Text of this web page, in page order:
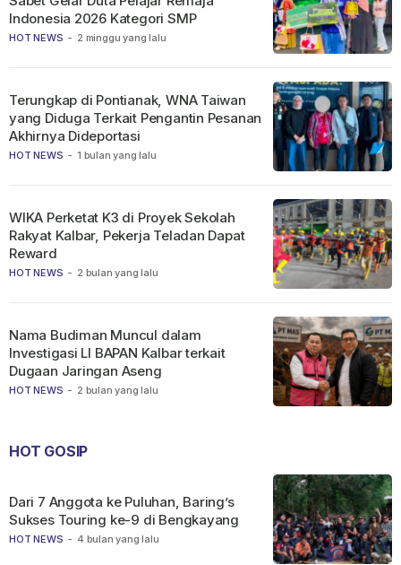
HOT NEWS - 2 minggu yang lalu
Indonesia 2026 Kategori SMP
HOT NEWS - 1 bulan yang lalu
Terungkap di Pontianak, WNA Taiwan
yang Diduga Terkait Pengantin Pesanan
Akhirnya Dideportasi
HOT NEWS - 2 bulan yang lalu
WIKA Perketat K3 di Proyek Sekolah
Rakyat Kalbar, Pekerja Teladan Dapat
Reward
HOT NEWS - 2 bulan yang lalu
Nama Budiman Muncul dalam
Investigasi LI BAPAN Kalbar terkait
Dugaan Jaringan Aseng
HOT GOSIP
HOT NEWS - 4 bulan yang lalu
Dari 7 Anggota ke Puluhan, Baring’s
Sukses Touring ke-9 di Bengkayang